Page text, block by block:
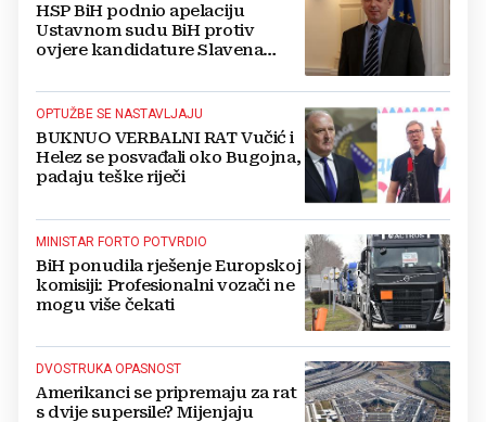
HSP BiH podnio apelaciju
Ustavnom sudu BiH protiv
ovjere kandidature Slavena
OPTUŽBE SE NASTAVLJAJU
BUKNUO VERBALNI RAT Vučić i
Helez se posvađali oko Bugojna,
padaju teške riječi
MINISTAR FORTO POTVRDIO
BiH ponudila rješenje Europskoj
komisiji: Profesionalni vozači ne
mogu više čekati
DVOSTRUKA OPASNOST
Amerikanci se pripremaju za rat
s dvije supersile? Mijenjaju